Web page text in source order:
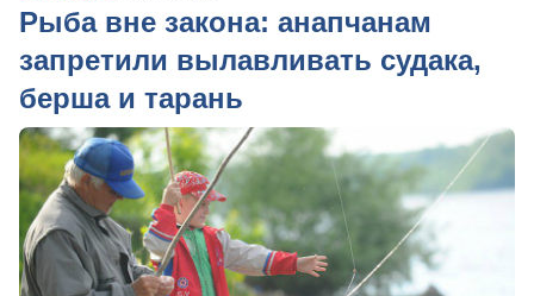
Рыба вне закона: анапчанам
запретили вылавливать судака,
берша и тарань